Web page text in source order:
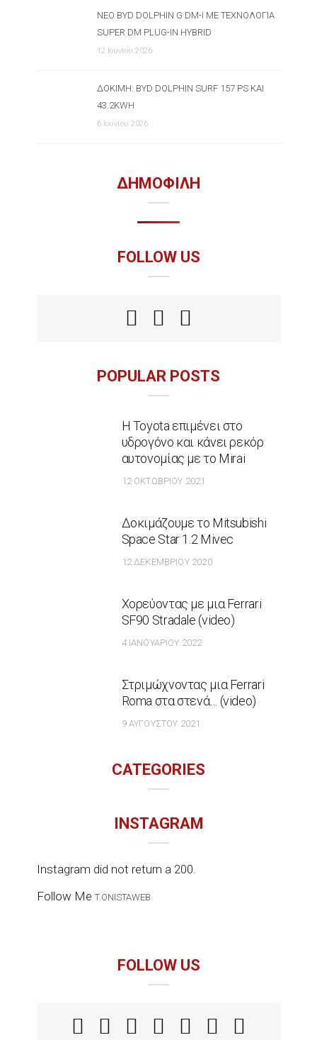
ΝΈΟ BYD DOLPHIN G DM-I ΜΕ ΤΕΧΝΟΛΟΓΊΑ
SUPER DM PLUG-IN HYBRID
12 Ιουνίου 2026
ΔΟΚΙΜΉ: BYD DOLPHIN SURF 157 PS ΚΑΙ
43.2KWH
6 Ιουνίου 2026
ΔΗΜΟΦΙΛΗ
FOLLOW US
POPULAR POSTS
Η Toyota επιμένει στο
υδρογόνο και κάνει ρεκόρ
αυτονομίας με το Mirai
12 ΟΚΤΩΒΡΊΟΥ 2021
Δοκιμάζουμε το Mitsubishi
Space Star 1.2 Mivec
12 ΔΕΚΕΜΒΡΊΟΥ 2020
Χορεύοντας με μια Ferrari
SF90 Stradale (video)
4 ΙΑΝΟΥΑΡΊΟΥ 2022
Στριμώχνοντας μια Ferrari
Roma στα στενά… (video)
9 ΑΥΓΟΎΣΤΟΥ 2021
CATEGORIES
INSTAGRAM
Instagram did not return a 200.
Follow Me T.ONISTAWEB
FOLLOW US